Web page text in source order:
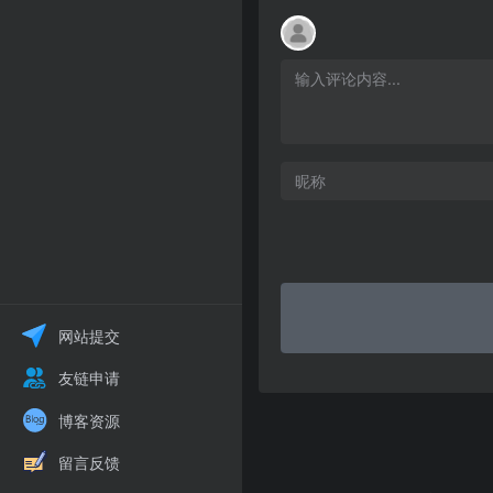
网站提交
友链申请
博客资源
留言反馈